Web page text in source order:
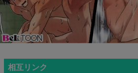
相互リンク